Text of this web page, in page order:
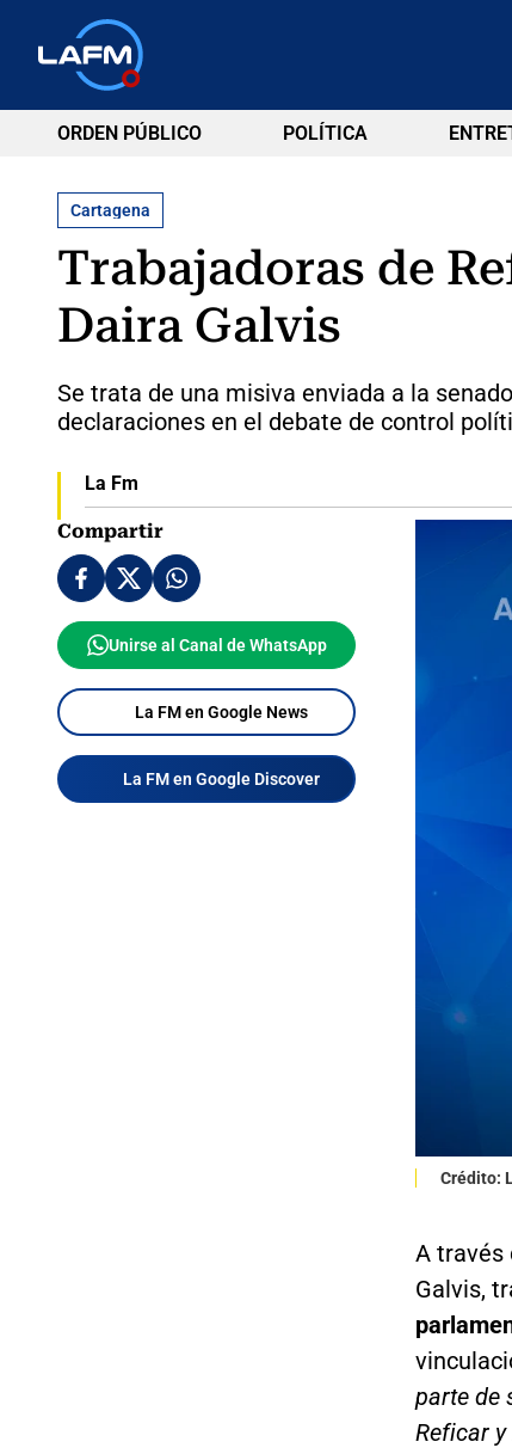
ORDEN PÚBLICO POLÍTICA
Cartagena
Trabajadoras de
Daira Galvis
Se trata de una misiva enviada a la
declaraciones en el debate de control
La Fm
Compartir
Unirse al Canal de WhatsApp
La FM en Google News
La FM en Google Discover
Crédito:
A través
Galvis,
parte de
Reficar y